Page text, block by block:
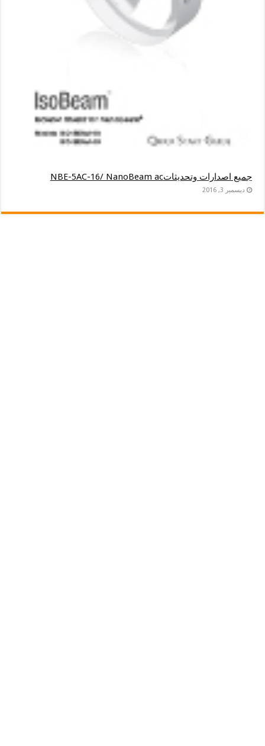
جميع اصدارات وتحديثاتNBE-5AC-16/ NanoBeam ac
ديسمبر 3, 2016